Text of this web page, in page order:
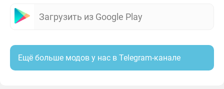
Загрузить из Google Play
Ещё больше модов у нас в Telegram-канале